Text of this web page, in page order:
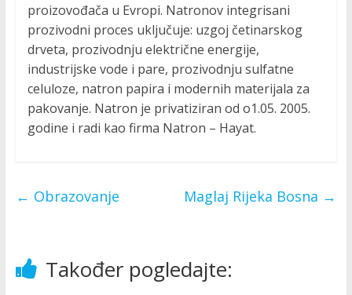
proizovođača u Evropi. Natronov integrisani
prozivodni proces uključuje: uzgoj četinarskog
drveta, prozivodnju električne energije,
industrijske vode i pare, prozivodnju sulfatne
celuloze, natron papira i modernih materijala za
pakovanje. Natron je privatiziran od o1.05. 2005.
godine i radi kao firma Natron – Hayat.
← Obrazovanje Maglaj Rijeka Bosna →
Također pogledajte: